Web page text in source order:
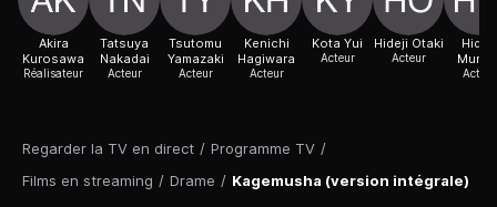
Regarder la TV en direct / Programme TV /
Films en streaming / Drame / Kagemusha (version intégrale)
Akira
Kurosawa
Réalisateur
Tatsuya
Nakadai
Acteur
Tsutomu
Yamazaki
Acteur
Kenichi
Hagiwara
Acteur
Kota Yui
Acteur
Hideji Otaki
Acteur
Hideo
Acteur